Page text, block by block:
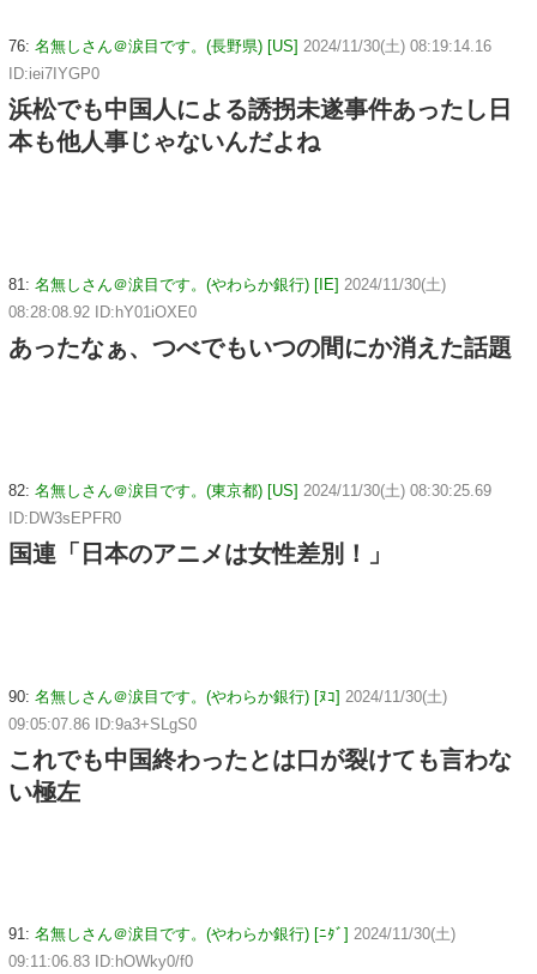
76: 名無しさん＠涙目です。(長野県) [US] 2024/11/30(土) 08:19:14.16
ID:iei7IYGP0
浜松でも中国人による誘拐未遂事件あったし日
本も他人事じゃないんだよね
81: 名無しさん＠涙目です。(やわらか銀行) [IE] 2024/11/30(土)
08:28:08.92 ID:hY01iOXE0
あったなぁ、つべでもいつの間にか消えた話題
82: 名無しさん＠涙目です。(東京都) [US] 2024/11/30(土) 08:30:25.69
ID:DW3sEPFR0
国連「日本のアニメは女性差別！」
90: 名無しさん＠涙目です。(やわらか銀行) [ﾇｺ] 2024/11/30(土)
09:05:07.86 ID:9a3+SLgS0
これでも中国終わったとは口が裂けても言わな
い極左
91: 名無しさん＠涙目です。(やわらか銀行) [ﾆﾀﾞ] 2024/11/30(土)
09:11:06.83 ID:hOWky0/f0